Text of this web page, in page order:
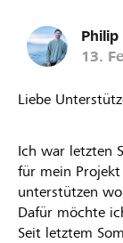
13.
Liebe
Ich war letzten
für mein
unterstützen
Dafür möchte
Seit letztem